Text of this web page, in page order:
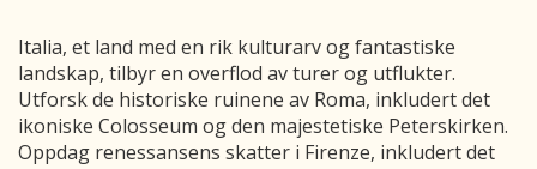
Italia, et land med en rik kulturarv og fantastiske
landskap, tilbyr en overflod av turer og utflukter.
Utforsk de historiske ruinene av Roma, inkludert det
ikoniske Colosseum og den majestetiske Peterskirken.
Oppdag renessansens skatter i Firenze, inkludert det